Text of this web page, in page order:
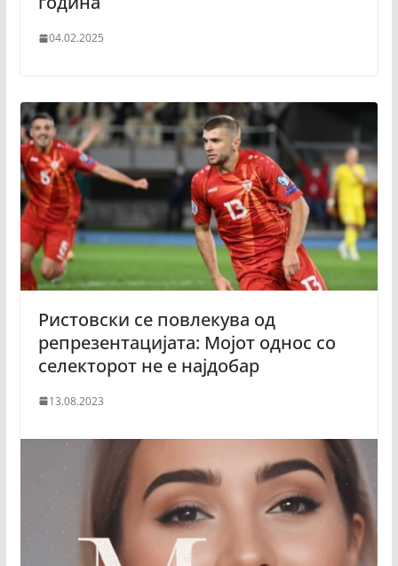
04.02.2025
Ристовски се повлекува од
репрезентацијата: Мојот однос со
селекторот не е најдобар
13.08.2023